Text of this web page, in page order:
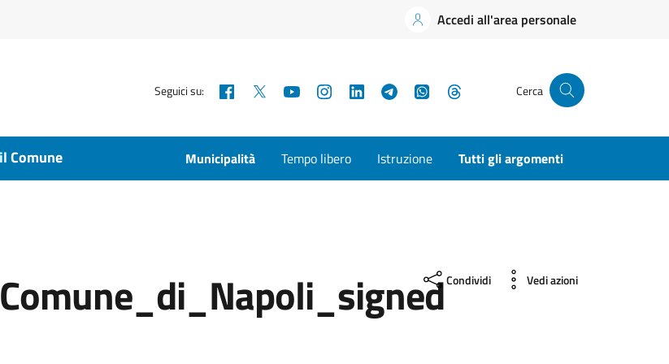
Accedi all'area personale
Seguici su: Facebook YouTubeInstagramLinkedInTelegramWhatsApp Cerca
Comune Municipalità Tempo libero Istruzione Tutti gli argomenti
Condividi Vedi azioni